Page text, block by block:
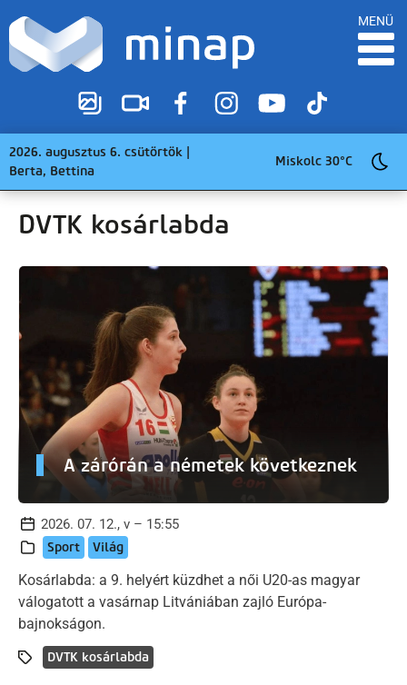
MENÜ
2026. augusztus 6. csütörtök |
Berta, Bettina
Miskolc 30°C
DVTK kosárlabda
A zárórán a németek következnek
2026. 07. 12., v – 15:55
Sport Világ
Kosárlabda: a 9. helyért küzdhet a női U20-as magyar
válogatott a vasárnap Litvániában zajló Európa-
bajnokságon.
DVTK kosárlabda